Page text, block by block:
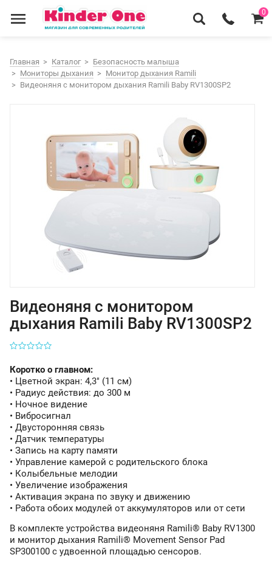
Главная Каталог
Безопасность малыша
Мониторы дыхания
Монитор дыхания Ramili
Видеоняня с монитором дыхания Ramili Baby RV1300SP2
Видеоняня с монитором
дыхания Ramili Baby RV1300SP2
Коротко о главном:
• Цветной экран: 4,3" (11 см)
• Радиус действия: до 300 м
• Ночное видение
• Вибросигнал
• Двусторонняя связь
• Датчик температуры
• Запись на карту памяти
• Управление камерой с родительского блока
• Колыбельные мелодии
• Увеличение изображения
• Активация экрана по звуку и движению
• Работа обоих модулей от аккумуляторов или от сети
В комплекте устройства видеоняня Ramili® Baby RV1300
и монитор дыхания Ramili® Movement Sensor Pad
SP300100 с удвоенной площадью сенсоров.
0